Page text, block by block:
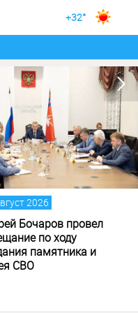
+32°
04 август 2026
Строительство музея
специальной военной
операции в
финишной прямой